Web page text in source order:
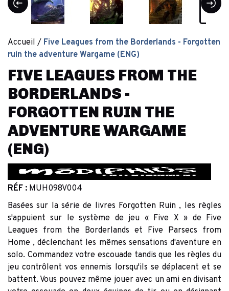
Accueil
Five Leagues from the Borderlands - Forgotten
ruin the adventure Wargame (ENG)
FIVE LEAGUES FROM THE
BORDERLANDS -
FORGOTTEN RUIN THE
ADVENTURE WARGAME
(ENG)
RÉF : MUH098V004
Basées sur la série de livres Forgotten Ruin , les règles
s'appuient sur le système de jeu « Five X » de Five
Leagues from the Borderlands et Five Parsecs from
Home , déclenchant les mêmes sensations d'aventure en
solo. Commandez votre escouade tandis que les règles du
jeu contrôlent vos ennemis lorsqu'ils se déplacent et se
battent. Vous pouvez même jouer avec un ami en divisant